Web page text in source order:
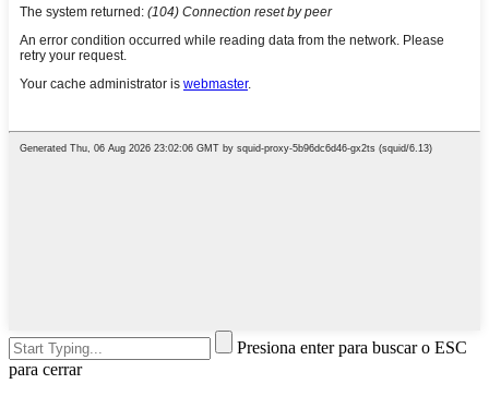
Presiona enter para buscar o ESC
para cerrar